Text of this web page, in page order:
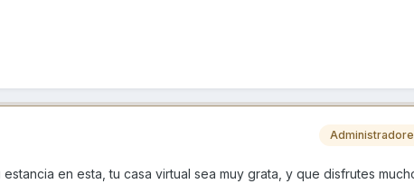
en esta, tu casa virtual sea muy grata, y que disfrutes